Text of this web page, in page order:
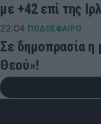
με +42 επί της
22:04 ΠΟΔΟΣΦΑΙΡΟ
Σε δημοπρασία η
Θεού»!